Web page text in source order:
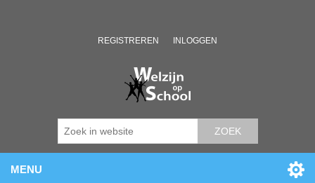
REGISTREREN INLOGGEN
ZOEK
MENU